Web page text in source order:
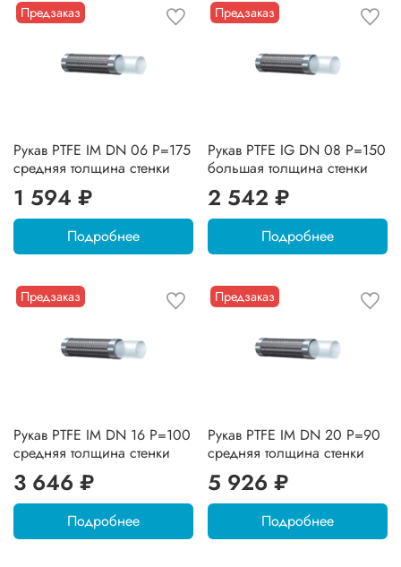
Предзаказ
Рукав PTFE IM DN 06 P=175
средняя толщина стенки
1 594 ₽
Подробнее
Предзаказ
Рукав PTFE IG DN 08 P=150
большая толщина стенки
2 542 ₽
Подробнее
Предзаказ
Рукав PTFE IM DN 16 P=100
средняя толщина стенки
3 646 ₽
Подробнее
Предзаказ
Рукав PTFE IM DN 20 P=90
средняя толщина стенки
5 926 ₽
Подробнее